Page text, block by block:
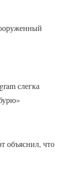
слегка
объяснил, что